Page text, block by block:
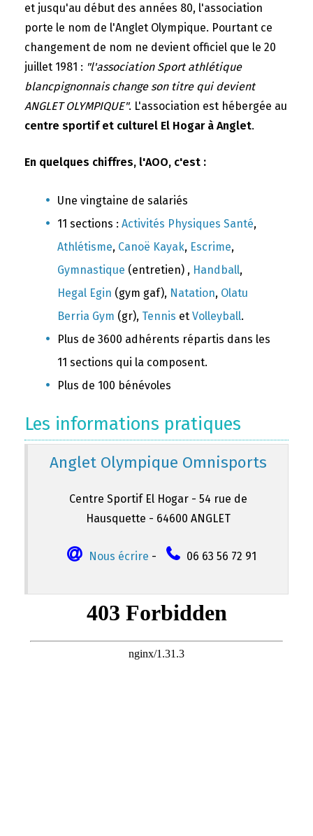
et jusqu'au début des années 80, l'association
porte le nom de l'Anglet Olympique. Pourtant ce
changement de nom ne devient officiel que le 20
juillet 1981 : "l'association Sport athlétique
blancpignonnais change son titre qui devient
ANGLET OLYMPIQUE". L'association est hébergée au
centre sportif et culturel El Hogar à Anglet.
En quelques chiffres, l'AOO, c'est :
Une vingtaine de salariés
11 sections : Activités Physiques Santé,
Athlétisme, Canoë Kayak, Escrime,
Gymnastique (entretien) , Handball,
Hegal Egin (gym gaf), Natation, Olatu
Berria Gym (gr), Tennis et Volleyball.
Plus de 3600 adhérents répartis dans les
11 sections qui la composent.
Plus de 100 bénévoles
Les informations pratiques
Anglet Olympique Omnisports
Centre Sportif El Hogar - 54 rue de
Hausquette - 64600 ANGLET
Nous écrire - 06 63 56 72 91